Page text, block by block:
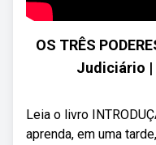
OS TRÊS
Judiciário |
Leia o livro
aprenda, em uma